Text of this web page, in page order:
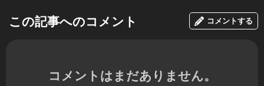
この記事へのコメント コメントする
コメントはまだありません。